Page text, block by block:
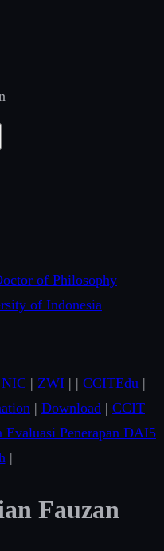
of Philosophy
of Indonesia
NIC | ZWI | | CCITEdu |
| Download | CCIT
Penerapan DAI5
|
Fauzan